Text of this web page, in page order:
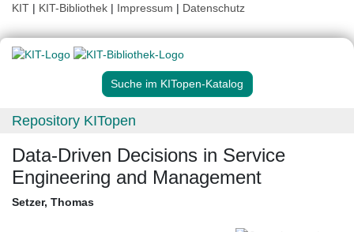
KIT | KIT-Bibliothek | Impressum | Datenschutz
Suche im KITopen-Katalog
Repository KITopen
Data-Driven Decisions in Service
Engineering and Management
Setzer, Thomas